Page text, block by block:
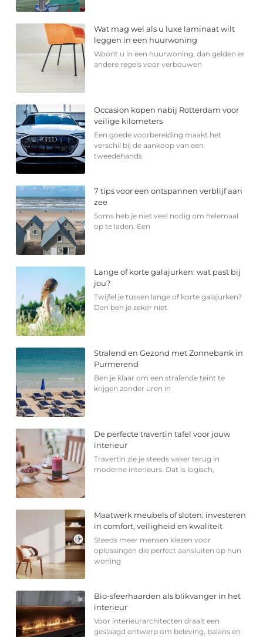
Wat mag wel als u luxe laminaat wilt
leggen in een huurwoning
Woont u in een huurwoning, dan gelden er
andere regels voor verbouwen
Occasion kopen nabij Rotterdam voor
veilige kilometers
Een goede voorbereiding maakt het
verschil bij de aankoop van een
tweedehands
7 tips voor een ontspannen verblijf aan
zee
Soms heb je niet veel nodig om helemaal
op te laden. Een
Lange of korte galajurken: wat past bij
jou?
Twijfel je tussen lange of korte galajurken?
Dan ben je zeker niet
Stralend en Gezond met Zonnebank in
Purmerend
Ben je klaar om een stralende teint te
krijgen zonder uren in
De perfecte travertin tafel voor jouw
interieur
Travertin zie je steeds vaker terug in
moderne interieurs. Dat is logisch,
Maatwerk meubels of sloten: investeren
in comfort, veiligheid en kwaliteit
Steeds meer mensen kiezen voor
oplossingen die perfect aansluiten op hun
woning
Bio-sfeerhaarden als blikvanger in het
interieur
Voor interieurarchitecten draait een
geslaagd ontwerp om beleving, balans en